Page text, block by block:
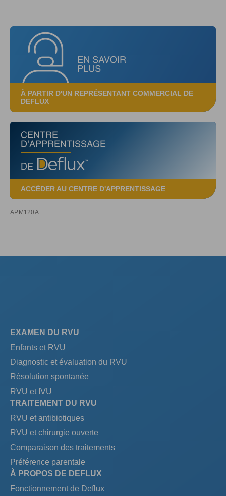
À PARTIR D'UN REPRÉSENTANT COMMERCIAL DE
DEFLUX
ACCÉDER AU CENTRE D'APPRENTISSAGE
APM120A
EXAMEN DU RVU
Enfants et RVU
Diagnostic et évaluation du RVU
Résolution spontanée
RVU et IVU
TRAITEMENT DU RVU
RVU et antibiotiques
RVU et chirurgie ouverte
Comparaison des traitements
Préférence parentale
À PROPOS DE DEFLUX
Fonctionnement de Deflux